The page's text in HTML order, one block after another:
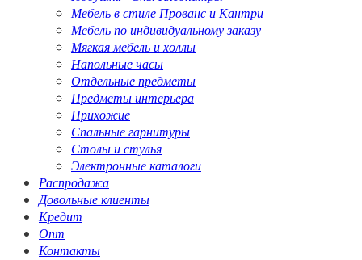
Мебель в стиле Прованс и Кантри
Мебель по индивидуальному заказу
Мягкая мебель и холлы
Напольные часы
Отдельные предметы
Предметы интерьера
Прихожие
Спальные гарнитуры
Столы и стулья
Электронные каталоги
Распродажа
Довольные клиенты
Кредит
Опт
Контакты